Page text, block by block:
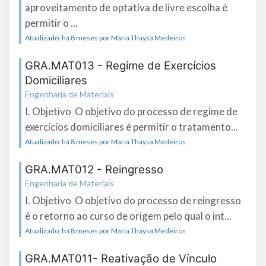
aproveitamento de optativa de livre escolha é
permitir o ...
Atualizado: há 8 meses por Maria Thaysa Medeiros
GRA.MAT013 - Regime de Exercícios
Domiciliares
Engenharia de Materiais
I. Objetivo O objetivo do processo de regime de
exercícios domiciliares é permitir o tratamento...
Atualizado: há 8 meses por Maria Thaysa Medeiros
GRA.MAT012 - Reingresso
Engenharia de Materiais
I. Objetivo O objetivo do processo de reingresso
é o retorno ao curso de origem pelo qual o int...
Atualizado: há 8 meses por Maria Thaysa Medeiros
GRA.MAT011- Reativação de Vínculo